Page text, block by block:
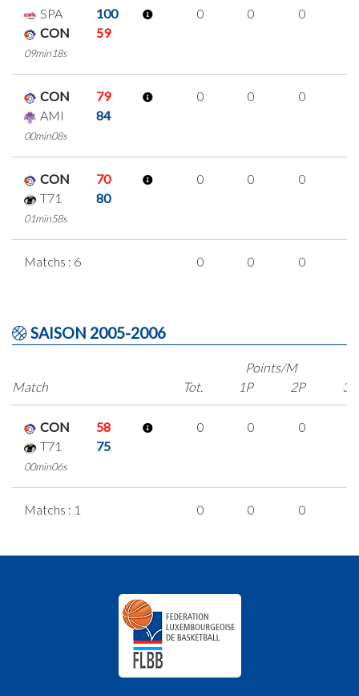
SPA
100
CON
59
09min18s
0 0 0
CON
79
AMI
84
00min08s
0 0 0
CON
70
T71
80
01min58s
0 0 0
Matchs : 6 0 0 0
SAISON 2005-2006
Match
Points/M
Tot.
1P 2P 3P
CON
58
T71
75
00min06s
0 0 0
Matchs : 1 0 0 0